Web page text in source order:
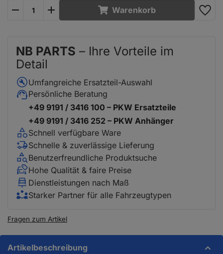
Warenkorb
NB PARTS – Ihre Vorteile im
Detail
Umfangreiche Ersatzteil-Auswahl
Persönliche Beratung
+49 9191 / 3416 100 – PKW Ersatzteile
+49 9191 / 3416 252 – PKW Anhänger
Schnell verfügbare Ware
Schnelle & zuverlässige Lieferung
Benutzerfreundliche Produktsuche
Hohe Qualität & faire Preise
Dienstleistungen nach Maß
Starker Partner für alle Fahrzeugtypen
Fragen zum Artikel
Artikelbeschreibung